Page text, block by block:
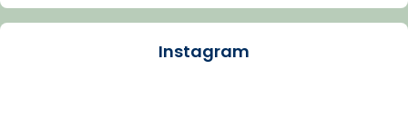
🔗tinyurl.com/cvu5jmbk
Instagram